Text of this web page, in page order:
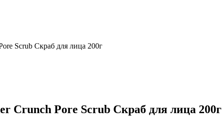
Scrub Скраб для лица 200г
Crunch Pore Scrub Скраб для лица 200г